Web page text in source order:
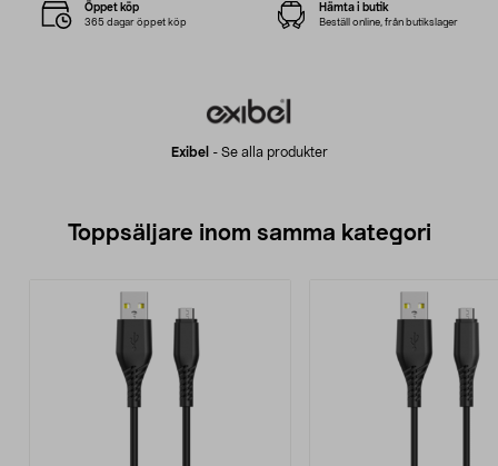
Exibel - Se alla produkter
Öppet köp
365 dagar öppet köp
Hämta i butik
Beställ online, från butikslager
Toppsäljare inom samma kategori